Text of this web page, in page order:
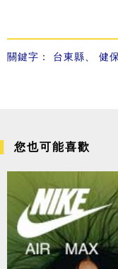
關鍵字： 台東縣 健
您也可能喜歡